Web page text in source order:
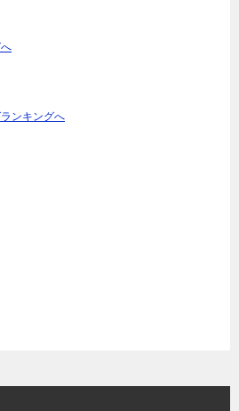
ンキングへ